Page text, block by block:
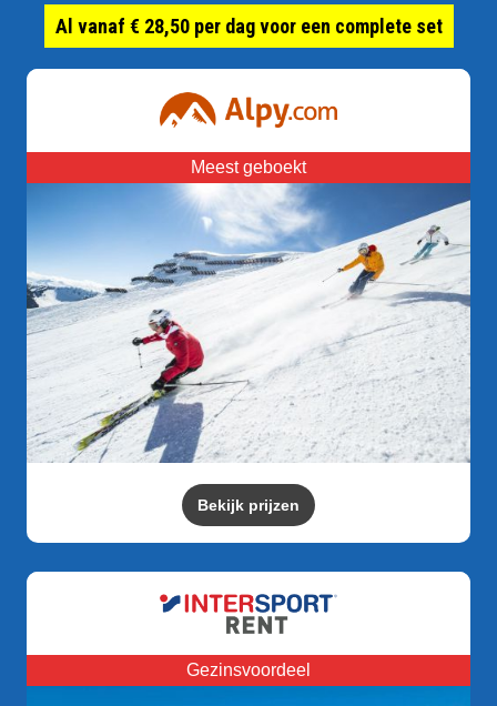
Al vanaf € 28,50 per dag voor een complete set
Meest geboekt
Bekijk prijzen
Gezinsvoordeel